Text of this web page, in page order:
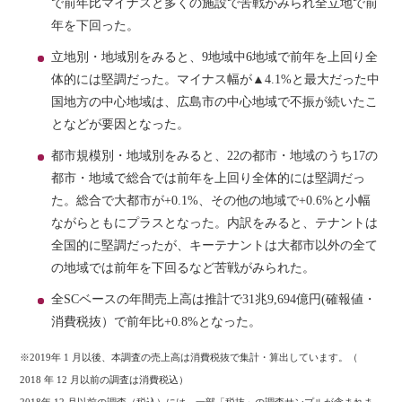
で前年比マイナスと多くの施設で苦戦がみられ全立地で前
年を下回った。
立地別・地域別をみると、9地域中6地域で前年を上回り全
体的には堅調だった。マイナス幅が▲4.1%と最大だった中
国地方の中心地域は、広島市の中心地域で不振が続いたこ
となどが要因となった。
都市規模別・地域別をみると、22の都市・地域のうち17の
都市・地域で総合では前年を上回り全体的には堅調だっ
た。総合で大都市が+0.1%、その他の地域で+0.6%と小幅
ながらともにプラスとなった。内訳をみると、テナントは
全国的に堅調だったが、キーテナントは大都市以外の全て
の地域では前年を下回るなど苦戦がみられた。
全SCベースの年間売上高は推計で31兆9,694億円(確報値・
消費税抜）で前年比+0.8%となった。
※2019年 1 月以後、本調査の売上高は消費税抜で集計・算出しています。（
2018 年 12 月以前の調査は消費税込）